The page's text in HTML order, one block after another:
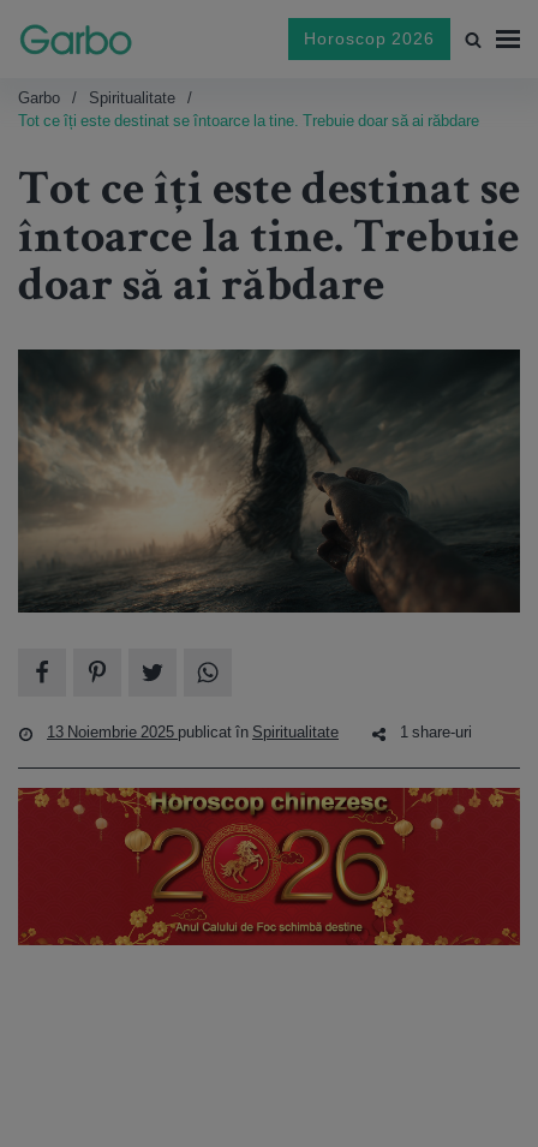
Horoscop 2026
Garbo
Spiritualitate
Tot ce îți este destinat se întoarce la tine. Trebuie doar să ai răbdare
Tot ce îți este destinat se
întoarce la tine. Trebuie
doar să ai răbdare
13 Noiembrie 2025 publicat în Spiritualitate 1 share-uri